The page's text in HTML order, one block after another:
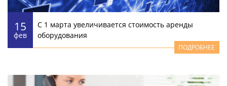
15
фев
С 1 марта увеличивается стоимость аренды
оборудования
ПОДРОБНЕЕ